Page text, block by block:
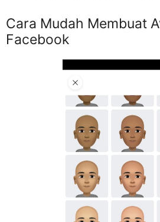
Cara Mudah Membuat
Facebook